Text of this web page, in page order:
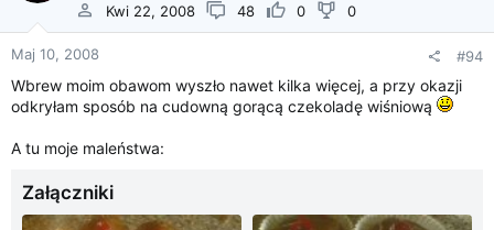
Kwi 22, 2008
48 0 0
Maj 10, 2008 #94
Wbrew moim obawom wyszło nawet kilka więcej, a przy okazji
odkryłam sposób na cudowną gorącą czekoladę wiśniową
A tu moje maleństwa:
Załączniki